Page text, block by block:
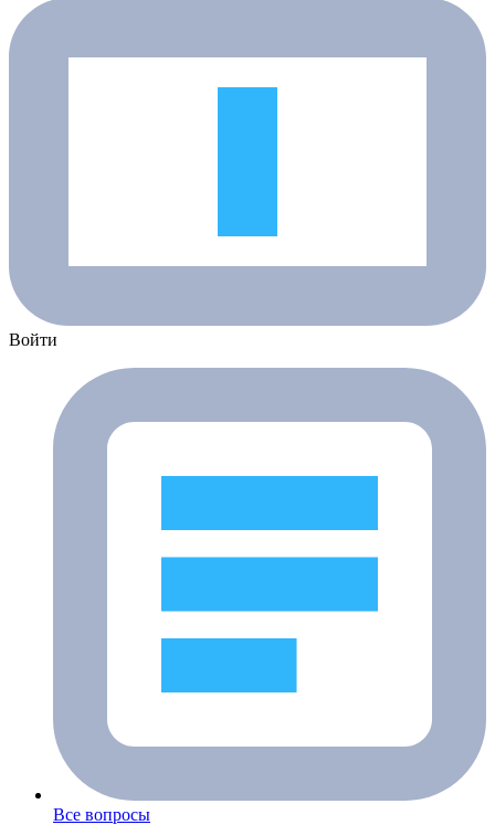
Войти
Все вопросы